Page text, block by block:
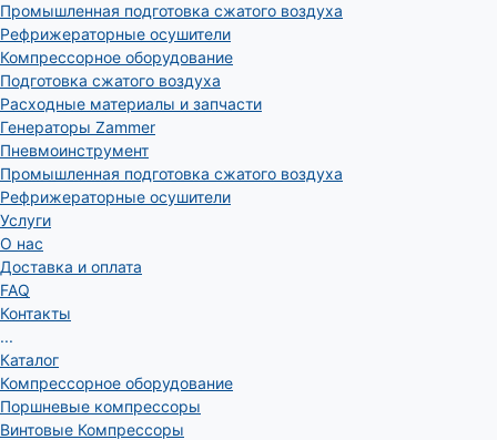
Промышленная подготовка сжатого воздуха
Рефрижераторные осушители
Компрессорное оборудование
Подготовка сжатого воздуха
Расходные материалы и запчасти
Генераторы Zammer
Пневмоинструмент
Промышленная подготовка сжатого воздуха
Рефрижераторные осушители
Услуги
О нас
Доставка и оплата
FAQ
Контакты
...
Каталог
Компрессорное оборудование
Поршневые компрессоры
Винтовые Компрессоры